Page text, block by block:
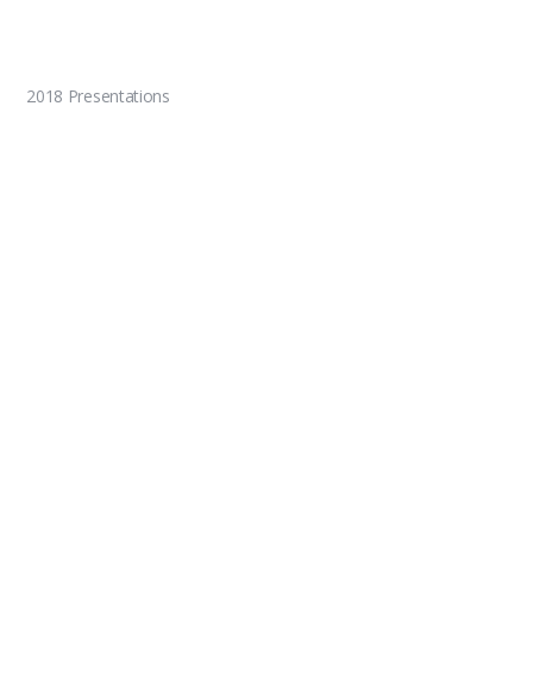
2018 Presentations